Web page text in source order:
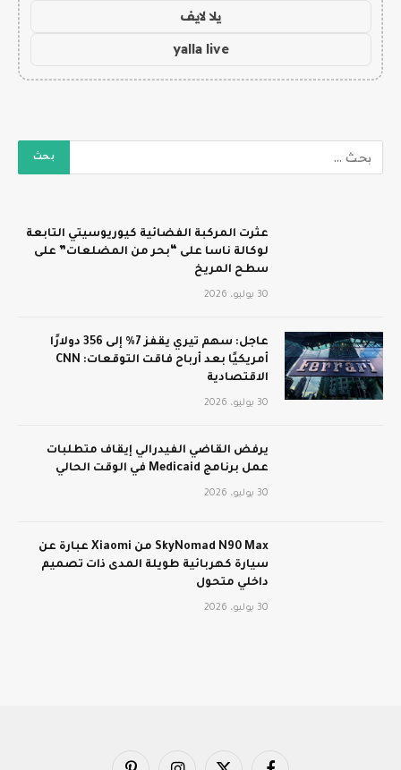
يلا لايف
yalla live
عثرت المركبة الفضائية كيوريوسيتي التابعة
لوكالة ناسا على “بحر من المضلعات” على
سطح المريخ
30 يوليو، 2026
عاجل: سهم تيري يقفز 7% إلى 356 دولارًا
أمريكيًا بعد أرباح فاقت التوقعات: CNN
الاقتصادية
30 يوليو، 2026
يرفض القاضي الفيدرالي إيقاف متطلبات
عمل برنامج Medicaid في الوقت الحالي
30 يوليو، 2026
SkyNomad N90 Max من Xiaomi عبارة عن
سيارة كهربائية طويلة المدى ذات تصميم
داخلي متحول
30 يوليو، 2026